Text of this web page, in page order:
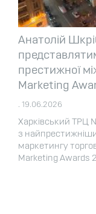
Анатолій
престижної
Marketing
. 19.06.2026
Харківський ТРЦ
з
маркетингу
Marketing Awards